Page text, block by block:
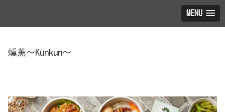
MENU
燻薫～Kunkun～